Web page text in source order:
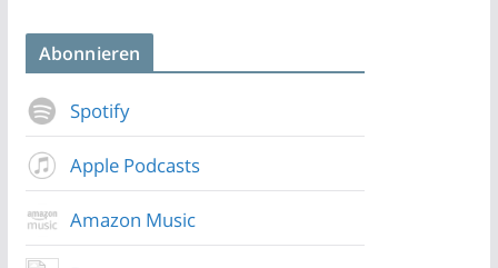
Abonnieren
Spotify
Apple Podcasts
Amazon Music